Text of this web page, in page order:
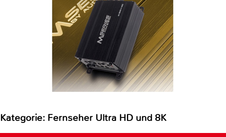
Kategorie: Fernseher Ultra HD und 8K